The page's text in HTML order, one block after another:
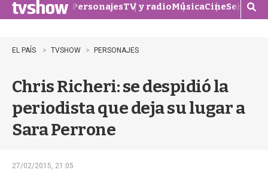
n
u
PersonajesTV y radioMúsicaCineSeries
M
o
EL PAÍS TVSHOW PERSONAJES
Chris Richeri: se despidió la
periodista que deja su lugar a
Sara Perrone
27/02/2015, 21:05